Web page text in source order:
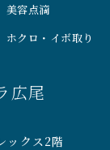
美容点滴
ホクロ・イボ取り
広尾
ックス2階